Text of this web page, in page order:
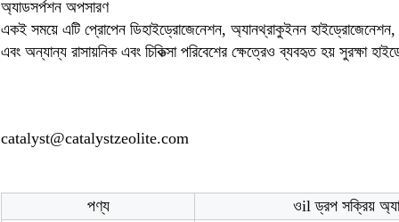
অ্যাডসর্পশন অপসারণ
একই সময়ে এটি প্রোপেন ডিহাইড্রোজেনেশন, অ্যানথ্রাকুইনন
এবং অন্যান্য রাসায়নিক এবং চিকিত্সা পরিবেশের ক্ষেত্রেও ব্যবহৃত হয় সুরক্ষা
catalyst@catalystzeolite.com
পণ্য ওil ড্রপ সক্রিয়